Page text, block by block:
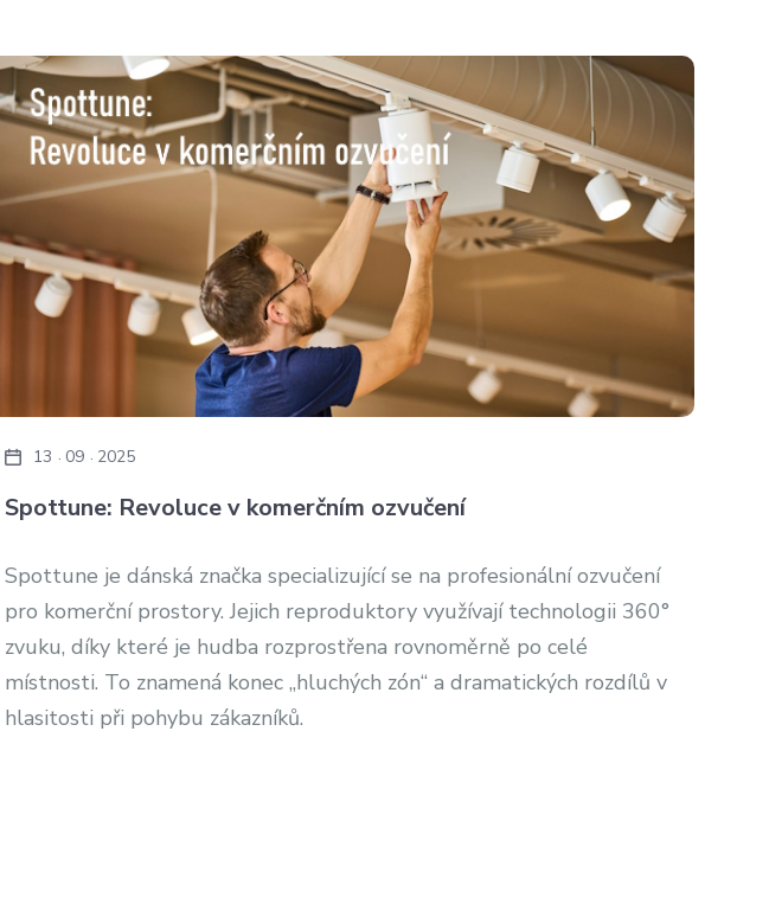
Spottune: Revoluce v komerčním ozvučení
13 09 2025
Spottune je dánská značka specializující se na profesionální ozvučení
pro komerční prostory. Jejich reproduktory využívají technologii 360°
zvuku, díky které je hudba rozprostřena rovnoměrně po celé
místnosti. To znamená konec „hluchých zón“ a dramatických rozdílů v
hlasitosti při pohybu zákazníků.